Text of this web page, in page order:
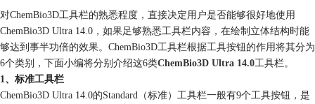
对ChemBio3D工具栏的熟悉程度，直接决定用户是否能够很好地使用
ChemBio3D Ultra 14.0，如果足够熟悉工具栏内容，在绘制立体结构时能
够达到事半功倍的效果。ChemBio3D工具栏根据工具按钮的作用将其分为
6个类别，下面小编将分别介绍这6类ChemBio3D Ultra 14.0工具栏。
1、标准工具栏
ChemBio3D Ultra 14.0的Standard（标准）工具栏一般有9个工具按钮，是